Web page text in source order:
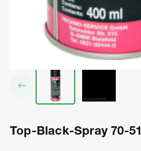
Top-Black-Spray 70-51